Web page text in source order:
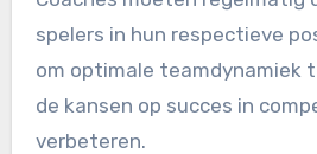
spelers in hun respectieve
om optimale teamdynamiek
de kansen op succes in
verbeteren.